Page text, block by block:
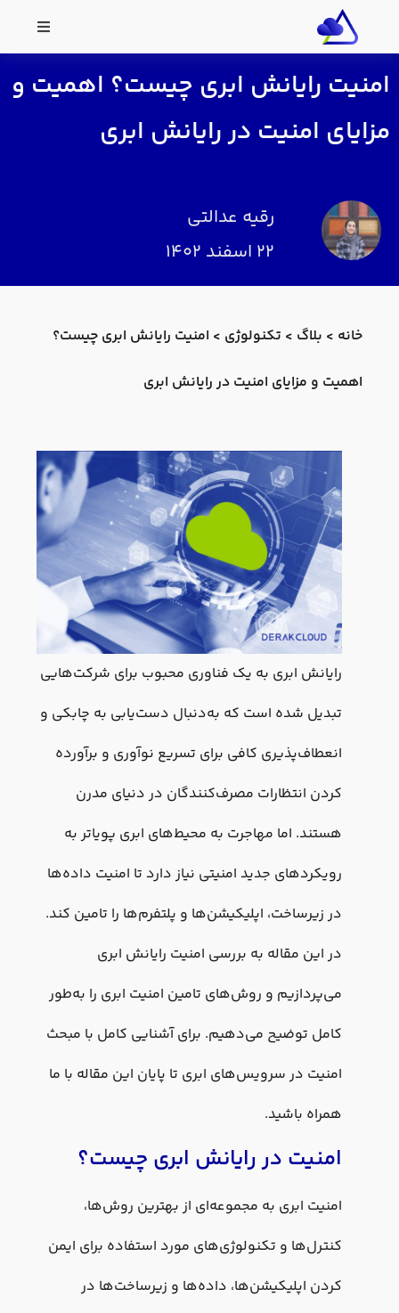
امنیت رایانش ابری چیست؟ اهمیت و
مزایای امنیت در رایانش ابری
رقیه عدالتی
۲۲ اسفند ۱۴۰۲
خانه > بلاگ > تکنولوژی > امنیت رایانش ابری چیست؟
اهمیت و مزایای امنیت در رایانش ابری
رایانش ابری به یک فناوری محبوب برای شرکت‌هایی
تبدیل شده است که به‌دنبال دست‌یابی به چابکی و
انعطاف‌پذیری کافی برای تسریع نوآوری و برآورده
کردن انتظارات مصرف‌کنندگان در دنیای مدرن
هستند. اما مهاجرت به محیط‌های ابری پویاتر به
رویکردهای جدید امنیتی نیاز دارد تا امنیت داده‌ها
در زیرساخت، اپلیکیشن‌ها و پلتفرم‌ها را تامین کند.
در این مقاله به بررسی امنیت رایانش ابری
می‌پردازیم و روش‌های تامین امنیت ابری را به‌طور
کامل توضیح می‌دهیم. برای آشنایی کامل با مبحث
امنیت در سرویس‌های ابری تا پایان این مقاله با ما
همراه باشید.
امنیت در رایانش ابری چیست؟
امنیت ابری به مجموعه‌ای از بهترین روش‌ها،
کنترل‌ها و تکنولوژی‌های مورد استفاده برای ایمن
کردن اپلیکیشن‌ها، داده‌ها و زیرساخت‌ها در